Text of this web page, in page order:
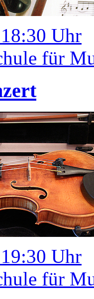
Uhr
für
Uhr
für